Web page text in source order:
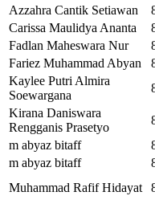
Azzahra Cantik Setiawan
Carissa Maulidya Ananta
Fadlan Maheswara Nur
Fariez Muhammad Abyan
Kaylee Putri Almira
Soewargana
Kirana Daniswara
Rengganis Prasetyo
m abyaz bitaff
m abyaz bitaff
Muhammad Rafif Hidayat